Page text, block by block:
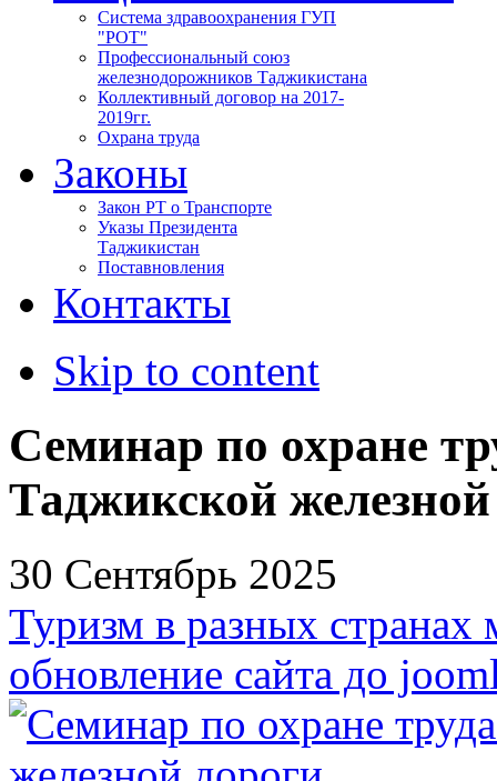
Система здравоохранения ГУП
"РОТ"
Профессиональный союз
железнодорожников Таджикистана
Коллективный договор на 2017-
2019гг.
Охрана труда
Законы
Закон РТ о Транспорте
Указы Президента
Таджикистан
Поставновления
Контакты
Skip to content
Семинар по охране
Таджикской
30 Сентябрь 2025
Туризм в разных странах
обновление сайта до